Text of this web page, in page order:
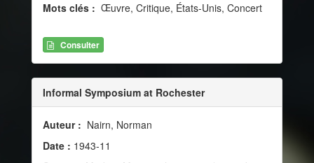
Mots clés : Œuvre, Critique, États-Unis, Concert
Consulter
Informal Symposium at Rochester
Auteur : Nairn, Norman
Date : 1943-11